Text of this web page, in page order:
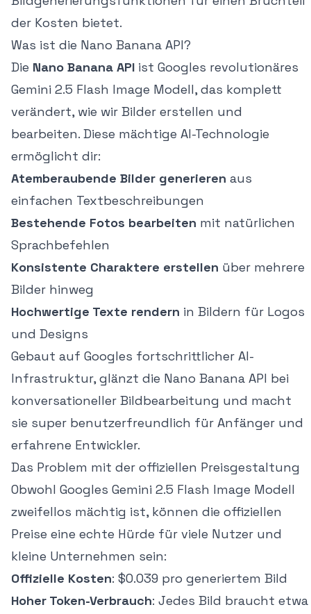
der Kosten bietet.
Was ist die Nano Banana API?
Die Nano Banana API ist Googles revolutionäres
Gemini 2.5 Flash Image Modell, das komplett
verändert, wie wir Bilder erstellen und
bearbeiten. Diese mächtige AI-Technologie
ermöglicht dir:
Atemberaubende Bilder generieren aus
einfachen Textbeschreibungen
Bestehende Fotos bearbeiten mit natürlichen
Sprachbefehlen
Konsistente Charaktere erstellen über mehrere
Bilder hinweg
Hochwertige Texte rendern in Bildern für Logos
und Designs
Gebaut auf Googles fortschrittlicher AI-
Infrastruktur, glänzt die Nano Banana API bei
konversationeller Bildbearbeitung und macht
sie super benutzerfreundlich für Anfänger und
erfahrene Entwickler.
Das Problem mit der offiziellen Preisgestaltung
Obwohl Googles Gemini 2.5 Flash Image Modell
zweifellos mächtig ist, können die offiziellen
Preise eine echte Hürde für viele Nutzer und
kleine Unternehmen sein:
Offizielle Kosten: $0.039 pro generiertem Bild
Hoher Token-Verbrauch: Jedes Bild braucht etwa